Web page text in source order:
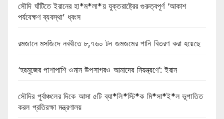
সৌদি ঘাঁটিতে ইরানের হা*ম*লা*য় যুক্তরাষ্ট্রের গুরুত্বপূর্ণ ‘আকাশ
পর্যবেক্ষণ ব্যবস্থা’ ধ্বংস
রমজানে মসজিদে নববীতে ৮,৭৬০ টন জমজমের পানি বিতরণ করা হয়েছে
‘হরমুজের পাশাপাশি ওমান উপসাগরও আমাদের নিয়ন্ত্রণে’: ইরান
সৌদির পূর্বাঞ্চলের দিকে আসা ৫টি ব্যা*লি*স্টি*ক মি*সা*ই*ল ভূপাতিত
করল প্রতিরক্ষা মন্ত্রণালয়